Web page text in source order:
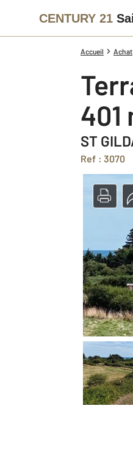
CENTURY 21
Accueil Achat
ST
Ref : 3070